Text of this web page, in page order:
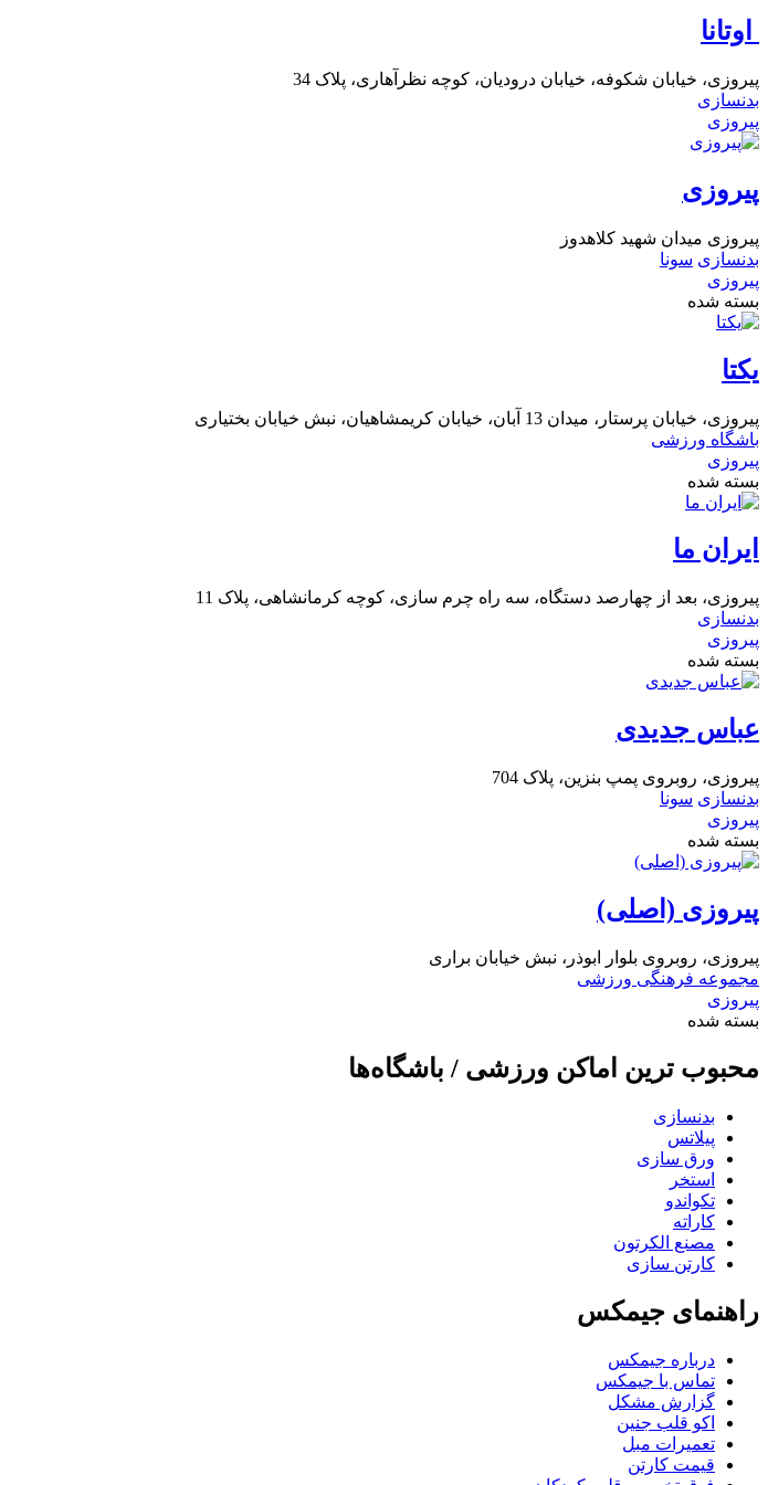
اوتانا
پیروزی، خیابان شکوفه، خیابان درودیان، کوچه نظرآهاری، پلاک 34
بدنسازی
پیروزی
پیروزی
پیروزی میدان شهید کلاهدوز
بدنسازی سونا
پیروزی
بسته شده
یکتا
پیروزی، خیابان پرستار، میدان 13 آبان، خیابان کریمشاهیان، نبش خیابان بختیاری
باشگاه ورزشی
پیروزی
بسته شده
ایران ما
پیروزی، بعد از چهارصد دستگاه، سه راه چرم سازی، کوچه کرمانشاهی، پلاک 11
بدنسازی
پیروزی
بسته شده
عباس جدیدی
پیروزی، روبروی پمپ بنزین، پلاک 704
بدنسازی سونا
پیروزی
بسته شده
پیروزی (اصلی)
پیروزی، روبروی بلوار ابوذر، نبش خیابان براری
مجموعه فرهنگی ورزشی
پیروزی
بسته شده
محبوب ترین اماکن ورزشی / باشگاه‌ها
بدنسازی
پیلاتس
ورق سازی
استخر
تکواندو
کاراته
مصنع الکرتون
کارتن سازی
راهنمای جیمکس
درباره جیمکس
تماس با جیمکس
گزارش مشکل
اکو قلب جنین
تعمیرات مبل
قیمت کارتن